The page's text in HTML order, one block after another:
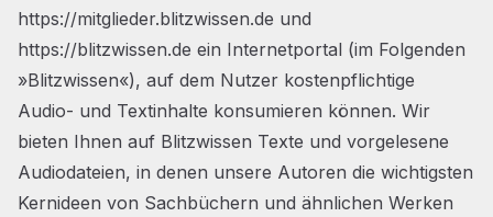
https://mitglieder.blitzwissen.de und
https://blitzwissen.de ein Internetportal (im Folgenden
»Blitzwissen«), auf dem Nutzer kostenpflichtige
Audio- und Textinhalte konsumieren können. Wir
bieten Ihnen auf Blitzwissen Texte und vorgelesene
Audiodateien, in denen unsere Autoren die wichtigsten
Kernideen von Sachbüchern und ähnlichen Werken